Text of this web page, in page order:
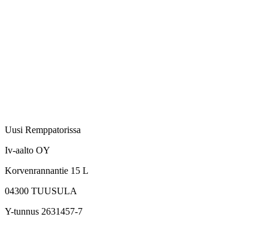
Uusi Remppatorissa
Iv-aalto OY
Korvenrannantie 15 L
04300 TUUSULA
Y-tunnus 2631457-7